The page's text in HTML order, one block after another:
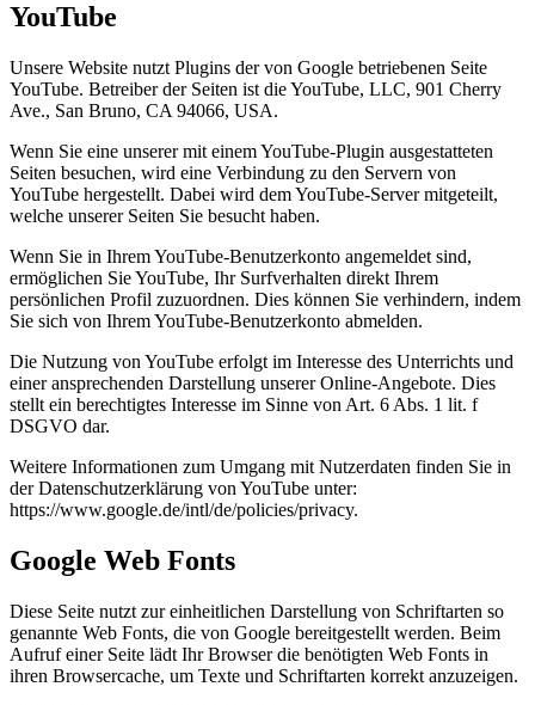
YouTube
Unsere Website nutzt Plugins der von Google betriebenen Seite
YouTube. Betreiber der Seiten ist die YouTube, LLC, 901 Cherry
Ave., San Bruno, CA 94066, USA.
Wenn Sie eine unserer mit einem YouTube-Plugin ausgestatteten
Seiten besuchen, wird eine Verbindung zu den Servern von
YouTube hergestellt. Dabei wird dem YouTube-Server mitgeteilt,
welche unserer Seiten Sie besucht haben.
Wenn Sie in Ihrem YouTube-Benutzerkonto angemeldet sind,
ermöglichen Sie YouTube, Ihr Surfverhalten direkt Ihrem
persönlichen Profil zuzuordnen. Dies können Sie verhindern, indem
Sie sich von Ihrem YouTube-Benutzerkonto abmelden.
Die Nutzung von YouTube erfolgt im Interesse des Unterrichts und
einer ansprechenden Darstellung unserer Online-Angebote. Dies
stellt ein berechtigtes Interesse im Sinne von Art. 6 Abs. 1 lit. f
DSGVO dar.
Weitere Informationen zum Umgang mit Nutzerdaten finden Sie in
der Datenschutzerklärung von YouTube unter:
https://www.google.de/intl/de/policies/privacy.
Google Web Fonts
Diese Seite nutzt zur einheitlichen Darstellung von Schriftarten so
genannte Web Fonts, die von Google bereitgestellt werden. Beim
Aufruf einer Seite lädt Ihr Browser die benötigten Web Fonts in
ihren Browsercache, um Texte und Schriftarten korrekt anzuzeigen.